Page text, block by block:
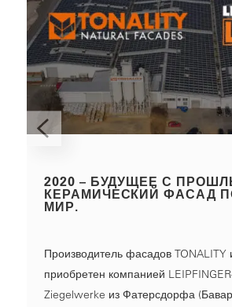
2020 – БУДУЩЕЕ С
КЕРАМИЧЕСКИЙ ФАСАД
МИР.
Производитель фасадов TONALITY
приобретен компанией
Ziegelwerke из Фатерсдорфа